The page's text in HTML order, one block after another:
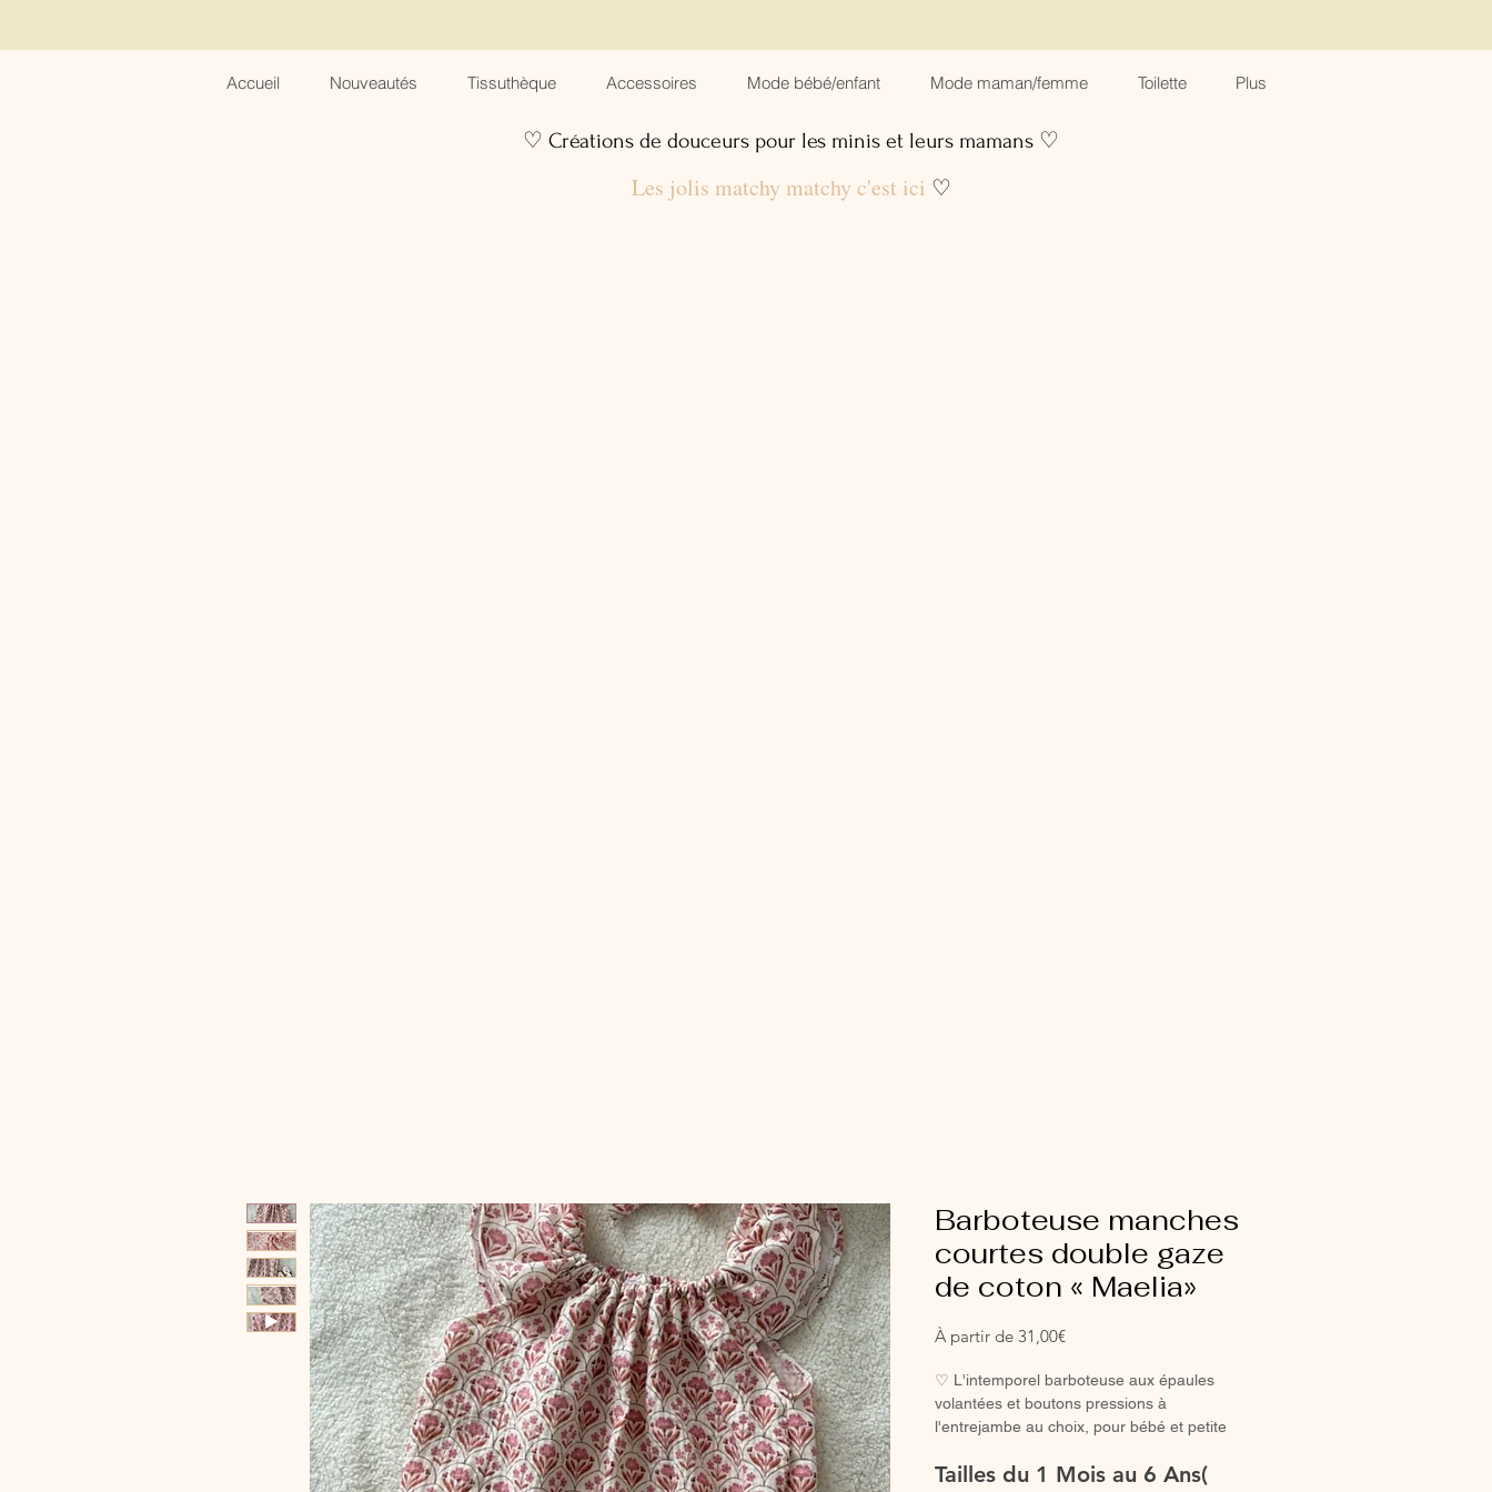
Accueil Nouveautés Tissuthèque Accessoires Mode bébé/enfant Mode maman/femme Toilette Plus
♡ Créations de douceurs pour les minis et leurs mamans ♡
Les jolis matchy matchy c'est ici ♡
Barboteuse manches
courtes double gaze
de coton « Maelia»
À partir de 31,00€Prix
♡ L'intemporel barboteuse aux épaules
volantées et boutons pressions à
l'entrejambe au choix, pour bébé et petite
Tailles du 1 Mois au 6 Ans(